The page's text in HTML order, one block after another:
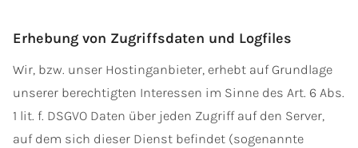
Erhebung von Zugriffsdaten und Logfiles
Wir, bzw. unser Hostinganbieter, erhebt auf Grundlage
unserer berechtigten Interessen im Sinne des Art. 6 Abs.
1 lit. f. DSGVO Daten über jeden Zugriff auf den Server,
auf dem sich dieser Dienst befindet (sogenannte